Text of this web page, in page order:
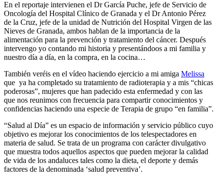
En el reportaje intervienen el Dr García Puche, jefe de Servicio de
Oncología del Hospital Clínico de Granada y el Dr Antonio Pérez
de la Cruz, jefe de la unidad de Nutrición del Hospital Virgen de las
Nieves de Granada, ambos hablan de la importancia de la
alimentación para la prevención y tratamiento del cáncer. Después
intervengo yo contando mi historia y presentándoos a mi familia y
nuestro día a día, en la compra, en la cocina…
También veréis en el vídeo haciendo ejercicio a mi amiga Melissa
que ya ha completado su tratamiento de radioterapia y a mis “chicas
poderosas”, mujeres que han padecido esta enfermedad y con las
que nos reunimos con frecuencia para compartir conocimientos y
confidencias haciendo una especie de Terapia de grupo “en familia”.
“Salud al Día” es un espacio de información y servicio público cuyo
objetivo es mejorar los conocimientos de los telespectadores en
materia de salud. Se trata de un programa con carácter divulgativo
que muestra todos aquellos aspectos que pueden mejorar la calidad
de vida de los andaluces tales como la dieta, el deporte y demás
factores de la denominada ‘salud preventiva’.